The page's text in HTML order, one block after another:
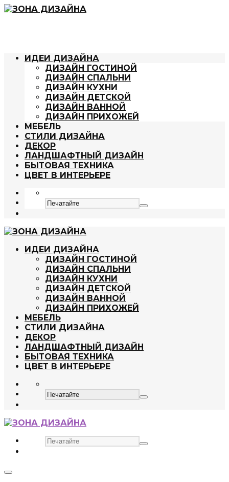
ИДЕИ ДИЗАЙНА
ДИЗАЙН ГОСТИНОЙ
ДИЗАЙН СПАЛЬНИ
ДИЗАЙН КУХНИ
ДИЗАЙН ДЕТСКОЙ
ДИЗАЙН ВАННОЙ
ДИЗАЙН ПРИХОЖЕЙ
МЕБЕЛЬ
СТИЛИ ДИЗАЙНА
ДЕКОР
ЛАНДШАФТНЫЙ ДИЗАЙН
БЫТОВАЯ ТЕХНИКА
ЦВЕТ В ИНТЕРЬЕРЕ
ИДЕИ ДИЗАЙНА
ДИЗАЙН ГОСТИНОЙ
ДИЗАЙН СПАЛЬНИ
ДИЗАЙН КУХНИ
ДИЗАЙН ДЕТСКОЙ
ДИЗАЙН ВАННОЙ
ДИЗАЙН ПРИХОЖЕЙ
МЕБЕЛЬ
СТИЛИ ДИЗАЙНА
ДЕКОР
ЛАНДШАФТНЫЙ ДИЗАЙН
БЫТОВАЯ ТЕХНИКА
ЦВЕТ В ИНТЕРЬЕРЕ